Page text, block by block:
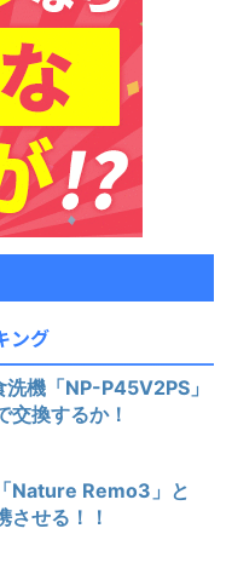
ング
洗機「NP-P45V2PS」
交換するか！
Nature Remo3」と
させる！！